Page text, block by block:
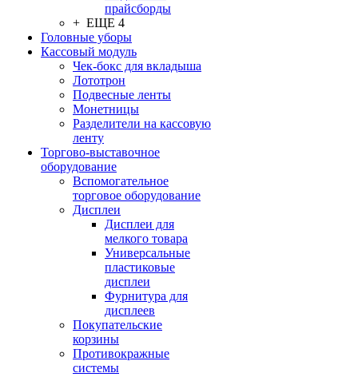
прайсборды
+ ЕЩЕ 4
Головные уборы
Кассовый модуль
Чек-бокс для вкладыша
Лототрон
Подвесные ленты
Монетницы
Разделители на кассовую
ленту
Торгово-выставочное
оборудование
Вспомогательное
торговое оборудование
Дисплеи
Дисплеи для
мелкого товара
Универсальные
пластиковые
дисплеи
Фурнитура для
дисплеев
Покупательские
корзины
Противокражные
системы